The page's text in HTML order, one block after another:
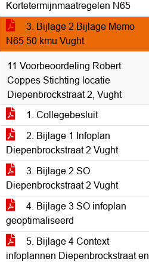
Kortetermijnmaatregelen N65
3. Bijlage 2 Bijlage Memo
N65 50 kmu Vught
11 Voorbeoordeling Robert
Coppes Stichting locatie
Diepenbrockstraat 2, Vught
1. Collegebesluit
2. Bijlage 1 Infoplan
Diepenbrockstraat 2 Vught
3. Bijlage 2 SO
Diepenbrockstraat 2 Vught
4. Bijlage 3 SO infoplan
geoptimaliseerd
5. Bijlage 4 Context
infoplannen Diepenbrockstraat en